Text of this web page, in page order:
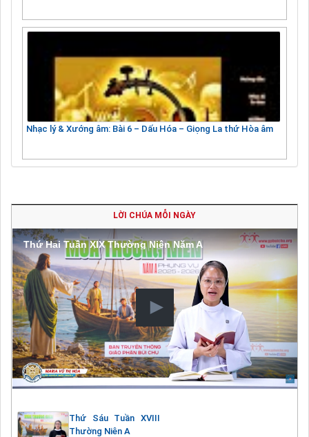
Nhạc lý & Xướng âm: Bài 6 – Dấu Hóa – Giọng La thứ Hòa âm
LỜI CHÚA MỖI NGÀY
Thứ Hai Tuần XIX Thường Niên Năm A
Thứ Sáu Tuần XVIII
Thường Niên A